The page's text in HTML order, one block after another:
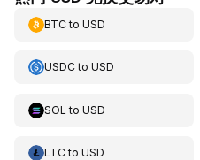
BTCto USD
USDCto USD
SOL to USD
LTCto USD